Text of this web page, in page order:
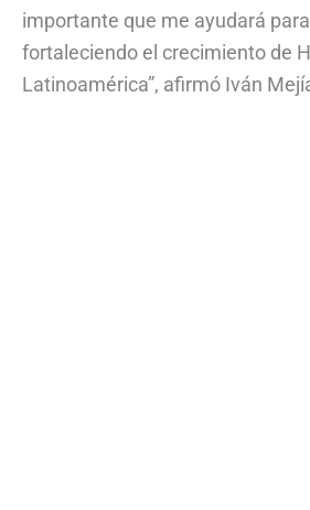
importante que me ayudará
fortaleciendo el crecimiento de
Latinoamérica”, afirmó Iván